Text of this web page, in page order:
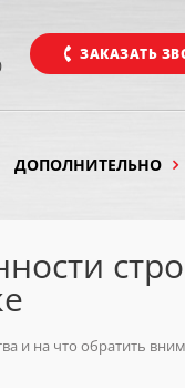
ЗАКАЗАТЬ
ДОПОЛНИТЕЛЬНО
и на что обратить